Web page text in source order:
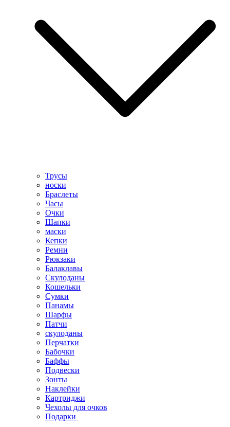
Трусы
носки
Браслеты
Часы
Очки
Шапки
маски
Кепки
Ремни
Рюкзаки
Балаклавы
Скулоданы
Кошельки
Сумки
Панамы
Шарфы
Патчи
скулоданы
Перчатки
Бабочки
Баффы
Подвески
Зонты
Наклейки
Картриджи
Чехолы для очков
Подарки